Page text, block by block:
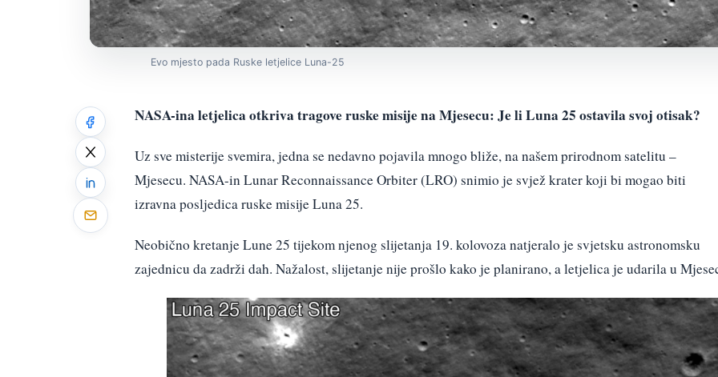
Evo mjesto pada Ruske letjelice Luna-25
NASA-ina letjelica otkriva tragove ruske misije na Mjesecu: Je li Luna 25 ostavila svoj otisak?
Uz sve misterije svemira, jedna se nedavno pojavila mnogo bliže, na našem prirodnom satelitu –
Mjesecu. NASA-in Lunar Reconnaissance Orbiter (LRO) snimio je svjež krater koji bi mogao biti
izravna posljedica ruske misije Luna 25.
Neobično kretanje Lune 25 tijekom njenog slijetanja 19. kolovoza natjeralo je svjetsku astronomsku
zajednicu da zadrži dah. Nažalost, slijetanje nije prošlo kako je planirano, a letjelica je udarila u